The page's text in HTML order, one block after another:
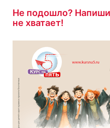
Тест на тему
красных и белых"
Не подошло?
не хватает!